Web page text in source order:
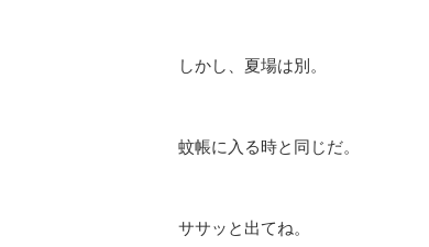
しかし、夏場は別。
蚊帳に入る時と同じだ。
ササッと出てね。